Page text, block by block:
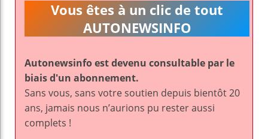
Vous êtes à un clic de tout
AUTONEWSINFO
Autonewsinfo est devenu consultable par le
biais d'un abonnement.
Sans vous, sans votre soutien depuis bientôt 20
ans, jamais nous n’aurions pu rester aussi
complets !